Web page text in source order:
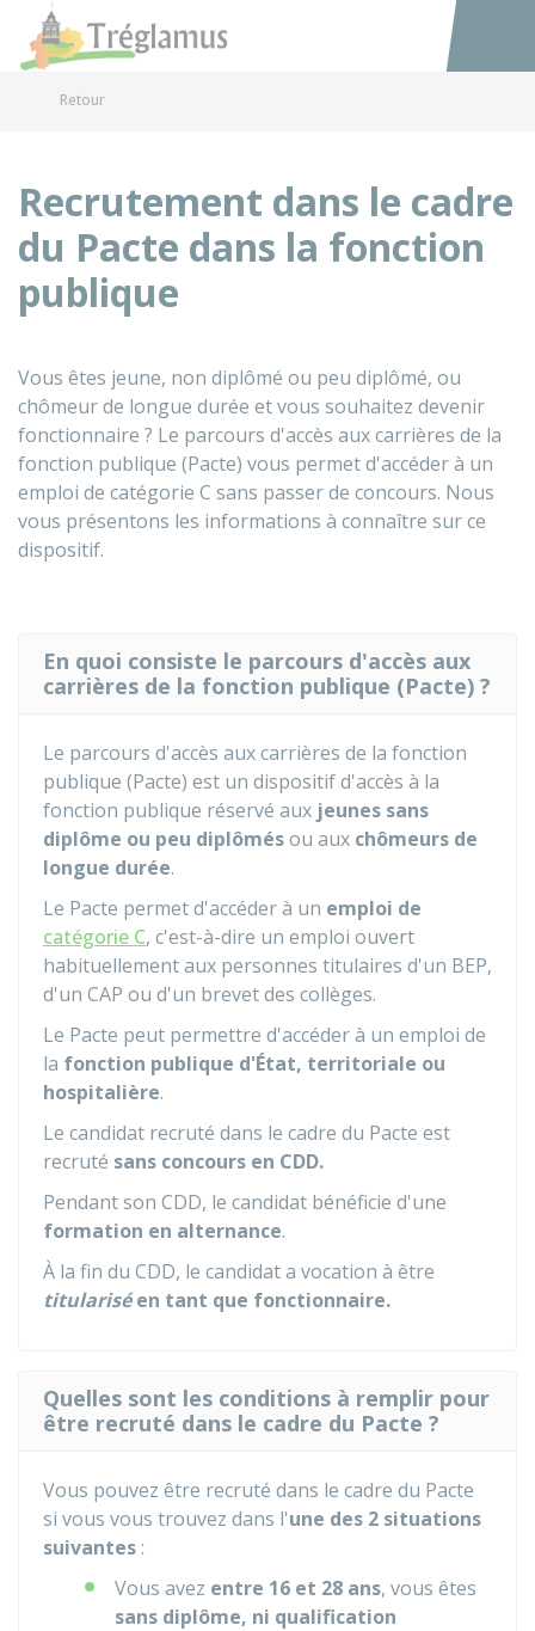
Accéder
Retour
Recrutement dans le cadre
du Pacte dans la fonction
publique
Vous êtes jeune, non diplômé ou peu diplômé, ou
chômeur de longue durée et vous souhaitez devenir
fonctionnaire ? Le parcours d'accès aux carrières de la
fonction publique (Pacte) vous permet d'accéder à un
emploi de catégorie C sans passer de concours. Nous
vous présentons les informations à connaître sur ce
dispositif.
En quoi consiste le parcours d'accès aux
carrières de la fonction publique (Pacte) ?
Le parcours d'accès aux carrières de la fonction
publique (Pacte) est un dispositif d'accès à la
fonction publique réservé aux jeunes sans
diplôme ou peu diplômésou aux chômeurs de
longue durée.
Le Pacte permet d'accéder à un emploi de
catégorie C, c'est-à-dire un emploi ouvert
habituellement aux personnes titulaires d'un BEP,
d'un CAP ou d'un brevet des collèges.
Le Pacte peut permettre d'accéder à un emploi de
la fonction publique d'État, territoriale ou
hospitalière.
Le candidat recruté dans le cadre du Pacte est
recruté sans concours en CDD.
Pendant son CDD, le candidat bénéficie d'une
formation en alternance.
À la fin du CDD, le candidat a vocation à être
titulariséen tant que fonctionnaire.
Quelles sont les conditions à remplir pour
être recruté dans le cadre du Pacte ?
Vous pouvez être recruté dans le cadre du Pacte
si vous vous trouvez dans l'une des 2 situations
suivantes :
Vous avez entre 16 et 28 ans, vous êtes
sans diplôme, ni qualification